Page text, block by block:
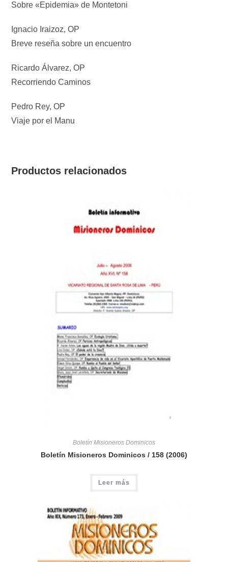
Sobre «Epidemia» de Montetoni
Ignacio Iraizoz, OP
Breve reseña sobre un encuentro
Ricardo Álvarez, OP
Recorriendo Caminos
Pedro Rey, OP
Viaje por el Manu
Productos relacionados
Boletín Misioneros Dominicos
Boletín Misioneros Dominicos / 158 (2006)
Leer más